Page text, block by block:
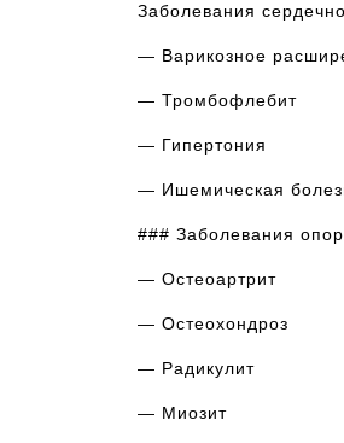
Заболевания
— Варикозное
— Тромбофлебит
— Гипертония
— Ишемическая
### Заболевания
— Остеоартрит
— Остеохондроз
— Радикулит
— Миозит